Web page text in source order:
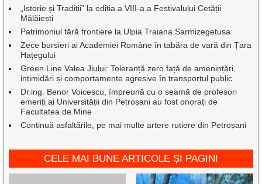
„Istorie și Tradiții” la ediția a VIII-a a Festivalului Cetății
Mălăiești
Patrimoniul fără frontiere la Ulpia Traiana Sarmizegetusa
Zece bursieri ai Academiei Române în tabăra de vară din Țara
Hațegului
Green Line Valea Jiului: Toleranță zero față de amenințări,
intimidări și comportamente agresive în transportul public
Dr.ing. Benor Voicescu, împreună cu o seamă de profesori
emeriți ai Universității din Petroșani au fost onorați de
Facultatea de Mine
Continuă asfaltările, pe mai multe artere rutiere din Petroșani
CELE MAI BUNE ARTICOLE ȘI PAGINI